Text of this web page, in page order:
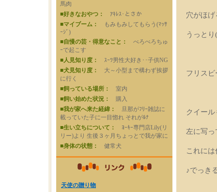
馬肉
■好きなおやつ： ｱｷﾚｽ･とさか
■マイブーム：
もみもみしてもらう(ﾏｯｻ
ｰｼﾞ)
■自慢の芸・得意なこと： べろべろちゅ
ｰで起こす
■人見知り度： ｽｰﾂ男性大好き･･子供NG
■犬見知り度： 大～小型まで構わず挨拶
に行く
■飼っている場所： 室内
■飼い始めた状況： 購入
■我が家へ来た経緯： 旦那がﾌﾘｰ雑誌に
載っていた子に一目惚れ それがﾙﾅ
■生い立ちについて： ﾖｰｷｰ専門店Lily(リ
リー)より 生後３ヶ月ちょっとで我が家に
■身体の状態： 健常犬
天使の贈り物
穴がほ
うっと
フリス
クイー
左に写
これに
♪でっき